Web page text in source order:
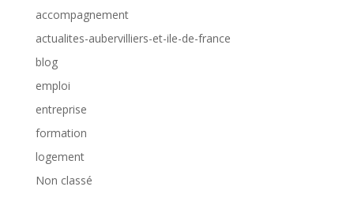
accompagnement
actualites-aubervilliers-et-ile-de-france
blog
emploi
entreprise
formation
logement
Non classé